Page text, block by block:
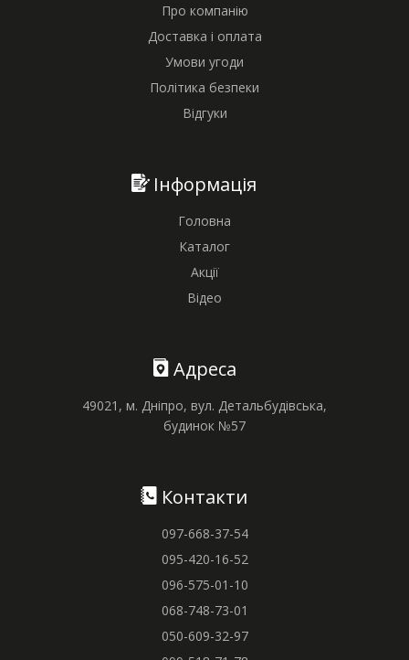
Про компанію
Доставка і оплата
Умови угоди
Політика безпеки
Відгуки
Інформація
Головна
Каталог
Акції
Відео
Адреса
49021, м. Дніпро, вул. Детальбудівська,
будинок №57
Контакти
097-668-37-54
095-420-16-52
096-575-01-10
068-748-73-01
050-609-32-97